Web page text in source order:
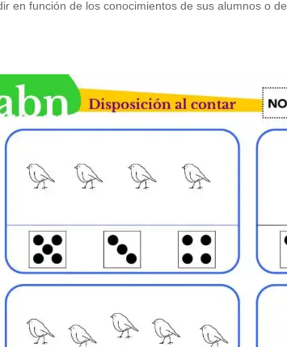
en función de los conocimientos de sus alumnos o